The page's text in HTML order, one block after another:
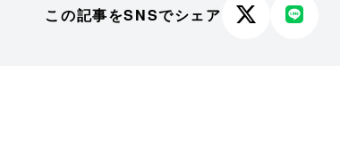
この記事をSNSでシェア
X
LINE